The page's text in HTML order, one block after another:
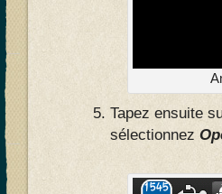
Tapez ensuite
sélectionnez